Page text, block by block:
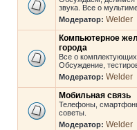
звука. Все о
Модератор: Welder
Компьютерное
города
Все о
Обсуждение,
Модератор: Welder
Мобильная связь
Телефоны,
советы.
Модератор: Welder